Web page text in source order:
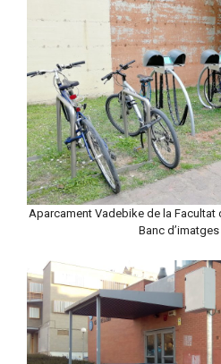
Aparcament Vadebike de la Facultat
Banc